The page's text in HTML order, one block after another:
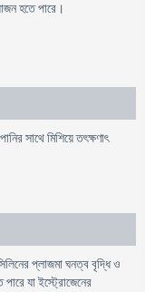
হতে পারে।
সাথে মিশিয়ে তৎক্ষণাৎ
প্লাজমা ঘনত্ব বৃদ্ধি ও
পারে যা ইস্ট্রোজেনের